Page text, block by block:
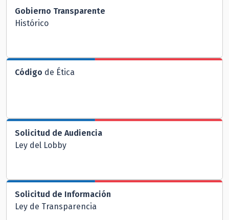
Gobierno Transparente
Histórico
Código de Ética
Solicitud de Audiencia
Ley del Lobby
Solicitud de Información
Ley de Transparencia